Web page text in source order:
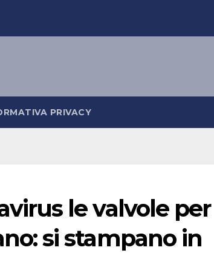
PRIVACY
le valvole per
si stampano in